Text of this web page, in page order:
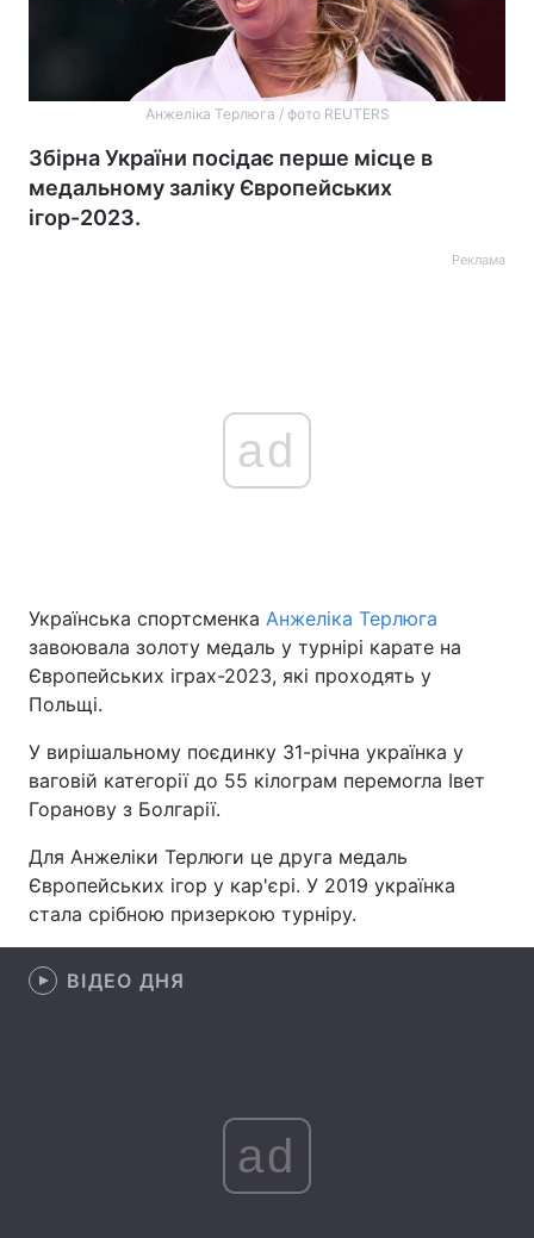
Україна Політика
Економіка Світ
Техно і зв'язок Лайт
Здоров'я Туризм
Цікавинки Погода
Екологія
Статті
Думки
Анжеліка Терлюга / фото REUTERS
Збірна України посідає перше місце в
медальному заліку Європейських
ігор-2023.
Реклама
ad
Українська спортсменка Анжеліка Терлюга
завоювала золоту медаль у турнірі карате на
Європейських іграх-2023, які проходять у
Польщі.
У вирішальному поєдинку 31-річна українка у
ваговій категорії до 55 кілограм перемогла Івет
Горанову з Болгарії.
Для Анжеліки Терлюги це друга медаль
Європейських ігор у кар'єрі. У 2019 українка
стала срібною призеркою турніру.
ВІДЕО ДНЯ
ad